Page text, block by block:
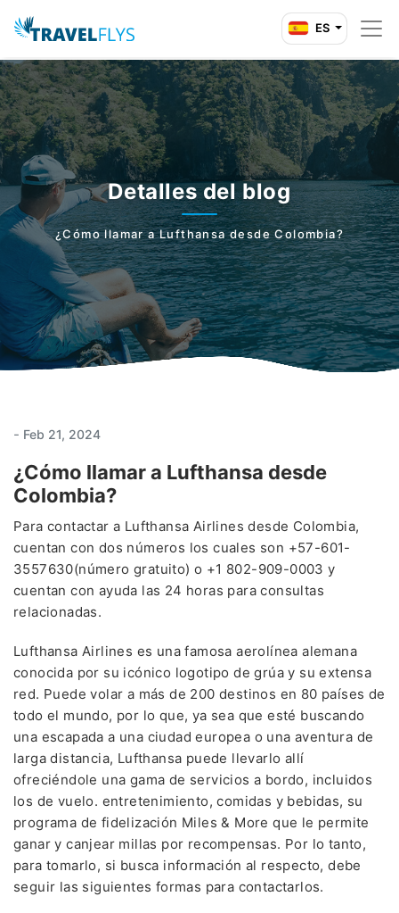
ES
Detalles del blog
¿Cómo llamar a Lufthansa desde Colombia?
- Feb 21, 2024
¿Cómo llamar a Lufthansa desde
Colombia?
Para contactar a Lufthansa Airlines desde Colombia,
cuentan con dos números los cuales son +57-601-
3557630(número gratuito) o +1 802-909-0003 y
cuentan con ayuda las 24 horas para consultas
relacionadas.
Lufthansa Airlines es una famosa aerolínea alemana
conocida por su icónico logotipo de grúa y su extensa
red. Puede volar a más de 200 destinos en 80 países de
todo el mundo, por lo que, ya sea que esté buscando
una escapada a una ciudad europea o una aventura de
larga distancia, Lufthansa puede llevarlo allí
ofreciéndole una gama de servicios a bordo, incluidos
los de vuelo. entretenimiento, comidas y bebidas, su
programa de fidelización Miles & More que le permite
ganar y canjear millas por recompensas. Por lo tanto,
para tomarlo, si busca información al respecto, debe
seguir las siguientes formas para contactarlos.